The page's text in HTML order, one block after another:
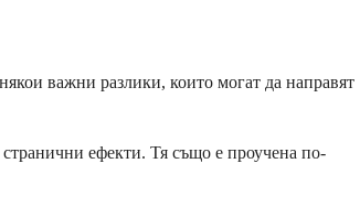
важни разлики, които могат да направят
ефекти. Тя също е проучена по-